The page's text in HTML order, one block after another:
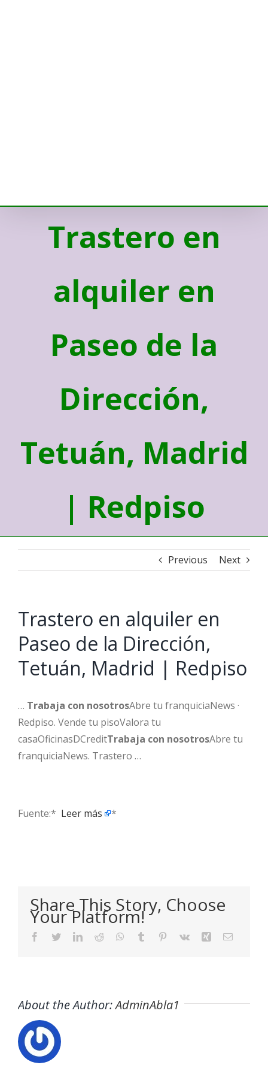
Trastero en
alquiler en
Paseo de la
Dirección,
Tetuán, Madrid
| Redpiso
Previous Next
Trastero en alquiler en
Paseo de la Dirección,
Tetuán, Madrid | Redpiso
… Trabaja con nosotrosAbre tu franquiciaNews ·
Redpiso. Vende tu pisoValora tu
casaOficinasDCreditTrabaja con nosotrosAbre tu
franquiciaNews. Trastero …
Fuente:* ​ Leer más *
Share This Story, Choose
Your Platform!
Facebook
TwitterLinkedIn
Reddit WhatsApp
Tumblr Pinterest
Vk Xing Email
About the Author:AdminAbla1